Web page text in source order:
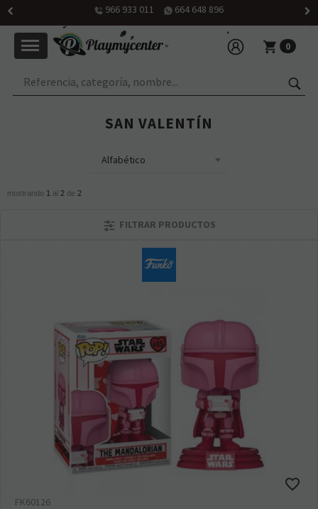
966 933 011 664 648 896
0
SAN VALENTÍN
mostrando 1 al 2 de 2
FILTRAR PRODUCTOS
FK60126